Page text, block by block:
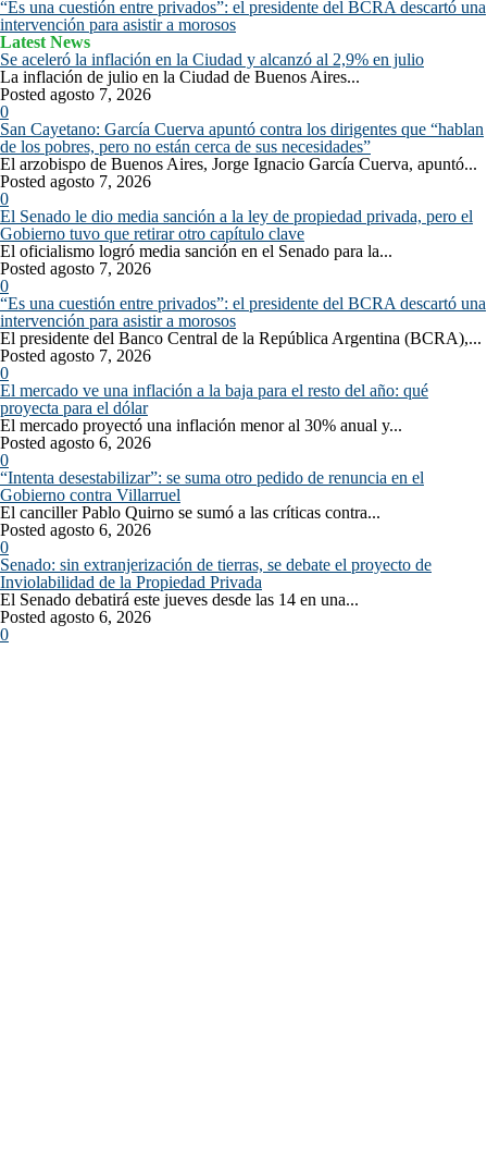
“Es una cuestión entre privados”: el presidente del BCRA descartó una
intervención para asistir a morosos
Latest News
Se aceleró la inflación en la Ciudad y alcanzó al 2,9% en julio
La inflación de julio en la Ciudad de Buenos Aires...
Posted agosto 7, 2026
0
San Cayetano: García Cuerva apuntó contra los dirigentes que “hablan
de los pobres, pero no están cerca de sus necesidades”
El arzobispo de Buenos Aires, Jorge Ignacio García Cuerva, apuntó...
Posted agosto 7, 2026
0
El Senado le dio media sanción a la ley de propiedad privada, pero el
Gobierno tuvo que retirar otro capítulo clave
El oficialismo logró media sanción en el Senado para la...
Posted agosto 7, 2026
0
“Es una cuestión entre privados”: el presidente del BCRA descartó una
intervención para asistir a morosos
El presidente del Banco Central de la República Argentina (BCRA),...
Posted agosto 7, 2026
0
El mercado ve una inflación a la baja para el resto del año: qué
proyecta para el dólar
El mercado proyectó una inflación menor al 30% anual y...
Posted agosto 6, 2026
0
“Intenta desestabilizar”: se suma otro pedido de renuncia en el
Gobierno contra Villarruel
El canciller Pablo Quirno se sumó a las críticas contra...
Posted agosto 6, 2026
0
Senado: sin extranjerización de tierras, se debate el proyecto de
Inviolabilidad de la Propiedad Privada
El Senado debatirá este jueves desde las 14 en una...
Posted agosto 6, 2026
0